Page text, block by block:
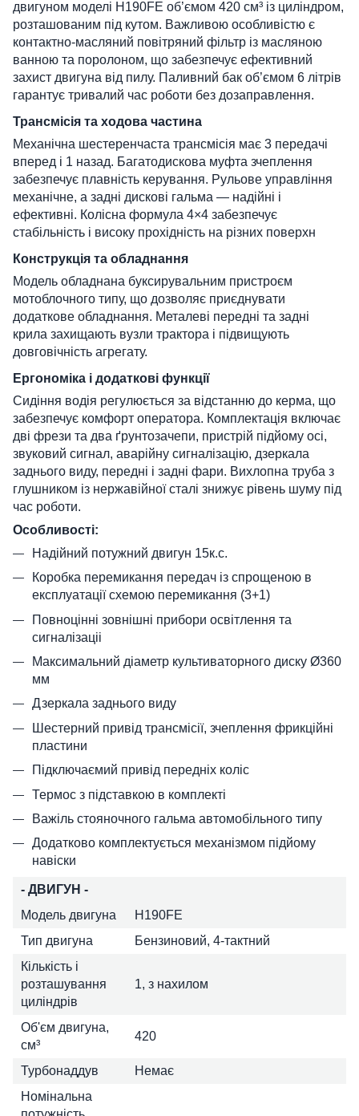
двигуном моделі H190FE об’ємом 420 см³ із циліндром,
розташованим під кутом. Важливою особливістю є
контактно-масляний повітряний фільтр із масляною
ванною та поролоном, що забезпечує ефективний
захист двигуна від пилу. Паливний бак об’ємом 6 літрів
гарантує тривалий час роботи без дозаправлення.
Трансмісія та ходова частина
Механічна шестеренчаста трансмісія має 3 передачі
вперед і 1 назад. Багатодискова муфта зчеплення
забезпечує плавність керування. Рульове управління
механічне, а задні дискові гальма — надійні і
ефективні. Колісна формула 4×4 забезпечує
стабільність і високу прохідність на різних поверхн
Конструкція та обладнання
Модель обладнана буксирувальним пристроєм
мотоблочного типу, що дозволяє приєднувати
додаткове обладнання. Металеві передні та задні
крила захищають вузли трактора і підвищують
довговічність агрегату.
Ергономіка і додаткові функції
Сидіння водія регулюється за відстанню до керма, що
забезпечує комфорт оператора. Комплектація включає
дві фрези та два ґрунтозачепи, пристрій підйому осі,
звуковий сигнал, аварійну сигналізацію, дзеркала
заднього виду, передні і задні фари. Вихлопна труба з
глушником із нержавійної сталі знижує рівень шуму під
час роботи.
Особливості:
Надійний потужний двигун 15к.с.
Коробка перемикання передач із спрощеною в
експлуатації схемою перемикання (3+1)
Повноцінні зовнішні прибори освітлення та
сигналізаціі
Максимальний діаметр культиваторного диску Ø360
мм
Дзеркала заднього виду
Шестерний привід трансмісії, зчеплення фрикційні
пластини
Підключаємий привід передніх коліс
Термос з підставкою в комплекті
Важіль стояночного гальма автомобільного типу
Додатково комплектується механізмом підйому
навіски
- ДВИГУН -
Модель двигуна
H190FE
Тип двигуна
Бензиновий, 4-тактний
Кількість і
розташування
циліндрів
1, з нахилом
Об'єм двигуна,
см³
420
Турбонаддув
Немає
Номінальна